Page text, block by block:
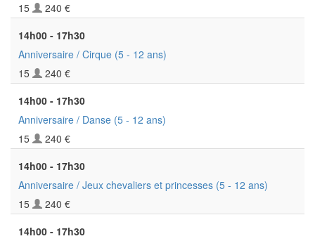
15
240 €
14h00 - 17h30
Anniversaire / Cirque (5 - 12 ans)
15
240 €
14h00 - 17h30
Anniversaire / Danse (5 - 12 ans)
15
240 €
14h00 - 17h30
Anniversaire / Jeux chevaliers et princesses (5 - 12 ans)
15
240 €
14h00 - 17h30